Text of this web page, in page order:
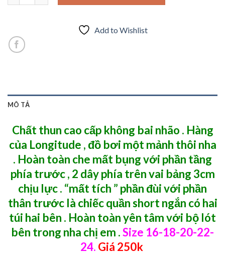
Add to Wishlist
MÔ TẢ
Chất thun cao cấp không bai nhão . Hàng
của Longitude , đồ bơi một mảnh thôi nha
. Hoàn toàn che mất bụng với phần tầng
phía trước , 2 dây phía trên vai bảng 3cm
chịu lực . “mất tích ” phần đùi với phần
thân trước là chiếc quần short ngắn có hai
túi hai bên . Hoàn toàn yên tâm với bộ lót
bên trong nha chị em .Size 16-18-20-22-
24. Giá 250k